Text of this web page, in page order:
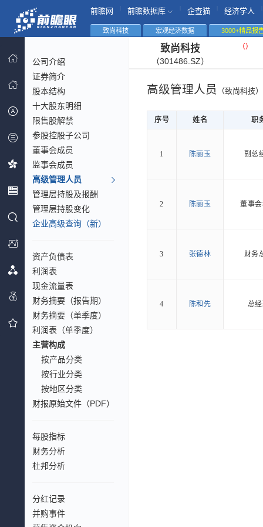
前瞻网 前瞻数据库 企查猫 经济学人
致尚科技 宏观经济数据 3000+精品报
公司介绍
证券简介
股本结构
十大股东明细
限售股解禁
参股控股子公司
董事会成员
监事会成员
高级管理人员
管理层持股及报酬
管理层持股变化
企业高级查询（新）
资产负债表
利润表
现金流量表
财务摘要（报告期）
财务摘要（单季度）
利润表（单季度）
主营构成
按产品分类
按行业分类
按地区分类
财报原始文件（PDF）
每股指标
财务分析
杜邦分析
分红记录
并购事件
致尚科技
（301486.SZ）
（）
高级管理人员 （致尚科技）
序号 姓名 职
1 陈丽玉 副总
2 陈丽玉 董事
3 张德林 财务
4 陈和先 总